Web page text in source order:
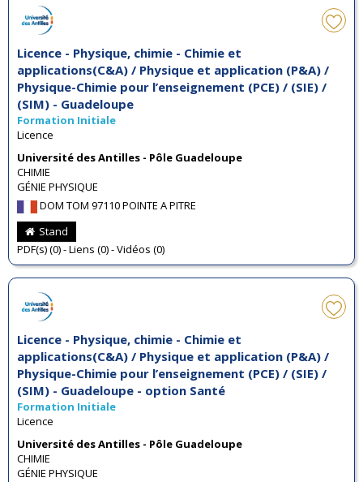
Licence - Physique, chimie - Chimie et
applications(C&A) / Physique et application (P&A) /
Physique-Chimie pour l’enseignement (PCE) / (SIE) /
(SIM) - Guadeloupe
Formation Initiale
Licence
Université des Antilles - Pôle Guadeloupe
CHIMIE
GÉNIE PHYSIQUE
DOM TOM 97110 POINTE A PITRE
Stand
PDF(s) (0) - Liens (0) - Vidéos (0)
Licence - Physique, chimie - Chimie et
applications(C&A) / Physique et application (P&A) /
Physique-Chimie pour l’enseignement (PCE) / (SIE) /
(SIM) - Guadeloupe - option Santé
Formation Initiale
Licence
Université des Antilles - Pôle Guadeloupe
CHIMIE
GÉNIE PHYSIQUE